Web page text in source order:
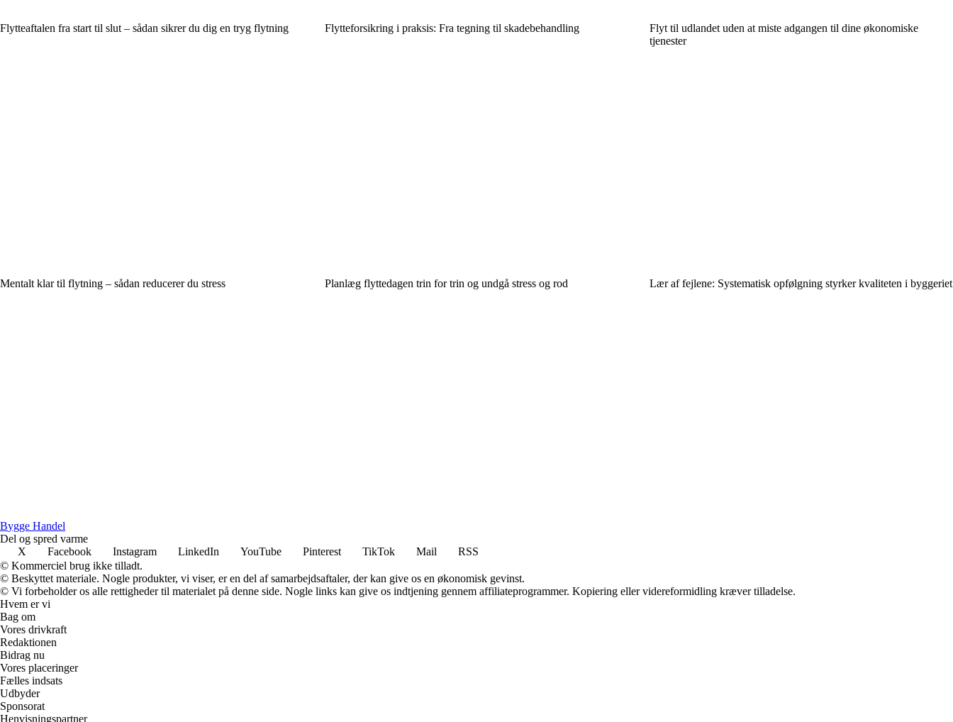
Flytteaftalen fra start til slut – sådan sikrer du dig en tryg flytning Flytteforsikring i praksis: Fra tegning til skadebehandling
Flyt til udlandet uden at miste adgangen til dine økonomiske
tjenester
Mentalt klar til flytning – sådan reducerer du stress Planlæg flyttedagen trin for trin og undgå stress og rod Lær af fejlene: Systematisk opfølgning styrker kvaliteten i byggeriet
Bygge Handel
Del og spred varme
X
Facebook Instagram LinkedIn YouTube Pinterest TikTok Mail
RSS
© Kommerciel brug ikke tilladt.
© Beskyttet materiale. Nogle produkter, vi viser, er en del af samarbejdsaftaler, der kan give os en økonomisk gevinst.
© Vi forbeholder os alle rettigheder til materialet på denne side. Nogle links kan give os indtjening gennem affiliateprogrammer. Kopiering eller videreformidling kræver tilladelse.
Hvem er vi
Bag om
Vores drivkraft
Redaktionen
Bidrag nu
Vores placeringer
Fælles indsats
Udbyder
Sponsorat
Henvisningspartner